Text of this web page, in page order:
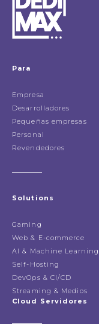
Para
Empresa
Desarrolladores
Pequeñas empresas
Personal
Revendedores
Solutions
Gaming
Web & E-commerce
AI & Machine Learning
Self-Hosting
DevOps & CI/CD
Streaming & Medios
Cloud Servidores